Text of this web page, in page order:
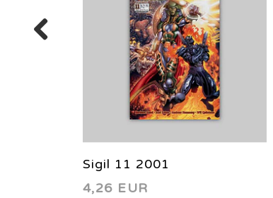
Sigil 11 2001
4,26 EUR